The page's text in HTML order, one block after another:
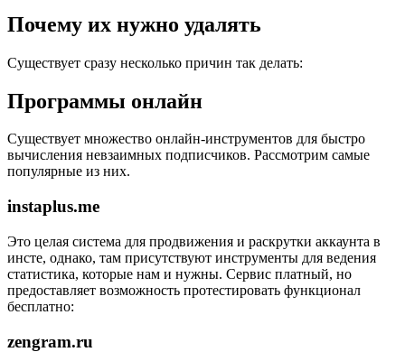
Почему их нужно удалять
Существует сразу несколько причин так делать:
Программы онлайн
Существует множество онлайн-инструментов для быстро
вычисления невзаимных подписчиков. Рассмотрим самые
популярные из них.
instaplus.me
Это целая система для продвижения и раскрутки аккаунта в
инсте, однако, там присутствуют инструменты для ведения
статистика, которые нам и нужны. Сервис платный, но
предоставляет возможность протестировать функционал
бесплатно:
zengram.ru